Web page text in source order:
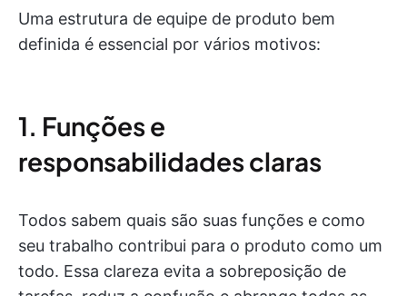
Uma estrutura de equipe de produto bem
definida é essencial por vários motivos:
1. Funções e
responsabilidades claras
Todos sabem quais são suas funções e como
seu trabalho contribui para o produto como um
todo. Essa clareza evita a sobreposição de